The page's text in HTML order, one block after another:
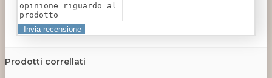
Prodotti correllati